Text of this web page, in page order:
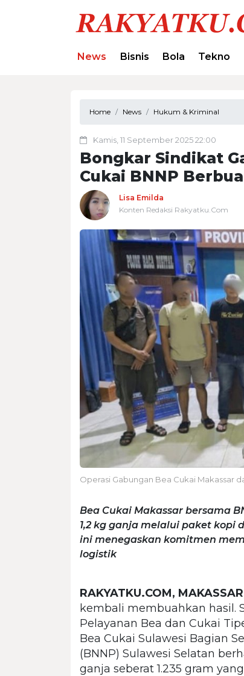
News Bisnis Bola Tekno
Home News Hukum & Kriminal
Kamis, 11 September 2025 22:00
Bongkar Sindikat
Cukai BNNP
Lisa Emilda
Konten Redaksi Rakyatku.Com
Operasi Gabungan Bea Cukai Makassar
Bea Cukai Makassar bersama
1,2 kg ganja melalui paket kopi
ini menegaskan komitmen
logistik
RAKYATKU.COM,
kembali membuahkan hasil.
Pelayanan Bea dan Cukai
Bea Cukai Sulawesi Bagian
(BNNP) Sulawesi Selatan
ganja seberat 1.235 gram